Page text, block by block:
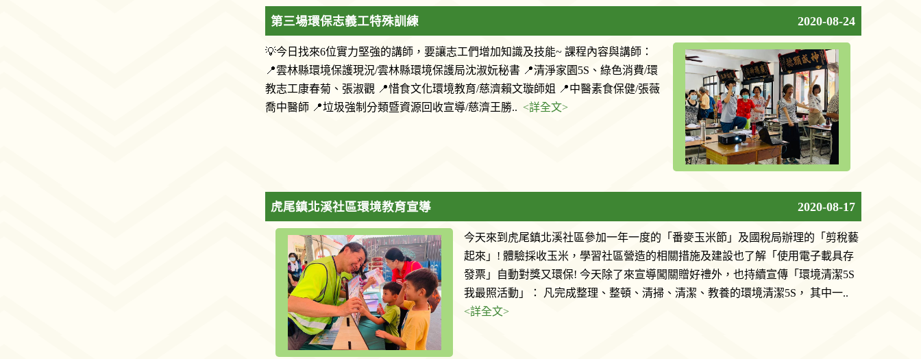
第三場環保志義工特殊訓練 2020-08-24
💡今日找來6位實力堅強的講師，要讓志工們增加知識及技能~ 課程內容與講師：
📍雲林縣環境保護現況/雲林縣環境保護局沈淑妧秘書 📍清淨家園5S、綠色消費/環
教志工康春菊、張淑觀 📍惜食文化環境教育/慈濟賴文璇師姐 📍中醫素食保健/張薇
喬中醫師 📍垃圾強制分類暨資源回收宣導/慈濟王勝.. <詳全文>
虎尾鎮北溪社區環境教育宣導 2020-08-17
今天來到虎尾鎮北溪社區參加一年一度的「番麥玉米節」及國稅局辦理的「剪稅藝
起來」! 體驗採收玉米，學習社區營造的相關措施及建設也了解「使用電子載具存
發票」自動對獎又環保! 今天除了來宣導闖關贈好禮外，也持續宣傳「環境清潔5S
我最照活動」： 凡完成整理、整頓、清掃、清潔、教養的環境清潔5S， 其中一..
<詳全文>